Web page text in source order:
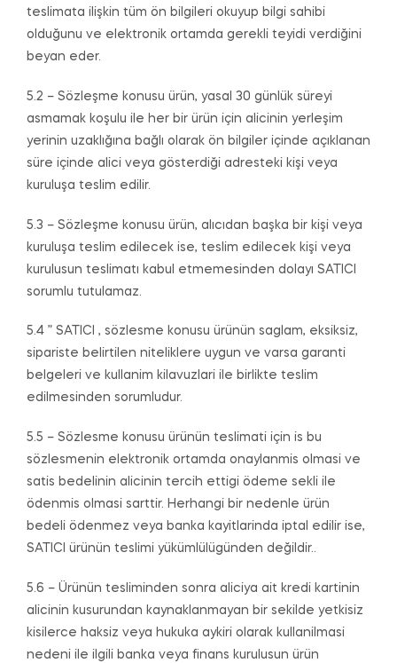
teslimata ilişkin tüm ön bilgileri okuyup bilgi sahibi
olduğunu ve elektronik ortamda gerekli teyidi verdiğini
beyan eder.
5.2 – Sözleşme konusu ürün, yasal 30 günlük süreyi
asmamak koşulu ile her bir ürün için alicinin yerleşim
yerinin uzaklığına bağlı olarak ön bilgiler içinde açıklanan
süre içinde alici veya gösterdiği adresteki kişi veya
kuruluşa teslim edilir.
5.3 – Sözleşme konusu ürün, alıcıdan başka bir kişi veya
kuruluşa teslim edilecek ise, teslim edilecek kişi veya
kurulusun teslimatı kabul etmemesinden dolayı SATICI
sorumlu tutulamaz.
5.4 ” SATICI , sözlesme konusu ürünün saglam, eksiksiz,
sipariste belirtilen niteliklere uygun ve varsa garanti
belgeleri ve kullanim kilavuzlari ile birlikte teslim
edilmesinden sorumludur.
5.5 – Sözlesme konusu ürünün teslimati için is bu
sözlesmenin elektronik ortamda onaylanmis olmasi ve
satis bedelinin alicinin tercih ettigi ödeme sekli ile
ödenmis olmasi sarttir. Herhangi bir nedenle ürün
bedeli ödenmez veya banka kayitlarinda iptal edilir ise,
SATICI ürünün teslimi yükümlülügünden değildir..
5.6 – Ürünün tesliminden sonra aliciya ait kredi kartinin
alicinin kusurundan kaynaklanmayan bir sekilde yetkisiz
kisilerce haksiz veya hukuka aykiri olarak kullanilmasi
nedeni ile ilgili banka veya finans kurulusun ürün